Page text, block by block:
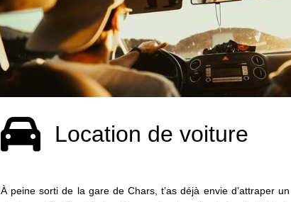
Location de voiture
À peine sorti de la gare de Chars, t’as déjà envie d’attraper